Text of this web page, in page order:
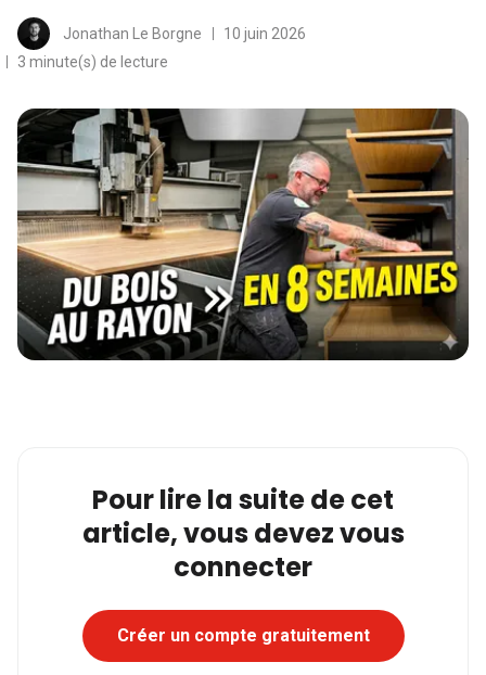
Jonathan Le Borgne
10 juin 2026
3 minute(s) de lecture
Pour lire la suite de cet
article, vous devez vous
connecter
Créer un compte gratuitement